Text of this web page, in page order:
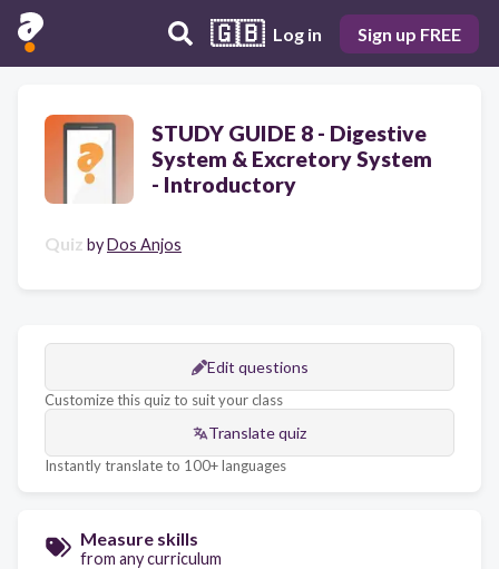
🇬🇧 Log in Sign up FREE
STUDY GUIDE 8 - Digestive
System & Excretory System
- Introductory
Quiz byDos Anjos
Edit questions
Customize this quiz to suit your class
Translate quiz
Instantly translate to 100+ languages
Measure skills
from any curriculum